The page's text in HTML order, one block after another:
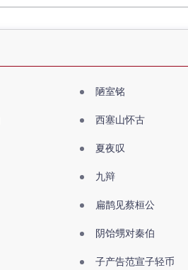
陋室铭
西塞山怀古
夏夜叹
九辩
扁鹊见蔡桓公
阴饴甥对秦伯
子产告范宣子轻币